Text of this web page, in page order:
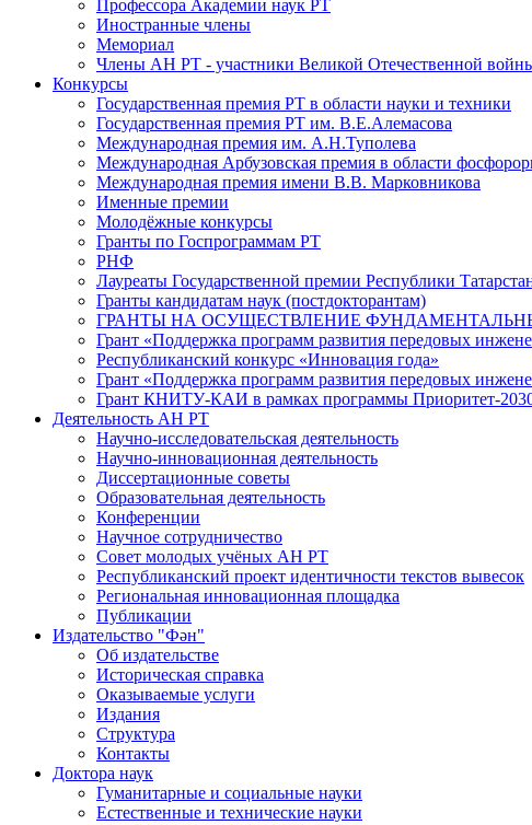
Профессора Академии наук РТ
Иностранные члены
Мемориал
Члены АН РТ - участники Великой Отечественной
Конкурсы
Государственная премия РТ в области науки и техники
Государственная премия РТ им. В.Е.Алемасова
Международная премия им. А.Н.Туполева
Международная Арбузовская премия в области
Международная премия имени В.В. Марковникова
Именные премии
Молодёжные конкурсы
Гранты по Госпрограммам РТ
РНФ
Лауреаты Государственной премии Республики
Гранты кандидатам наук (постдокторантам)
ГРАНТЫ НА ОСУЩЕСТВЛЕНИЕ
Грант «Поддержка программ развития передовых
Республиканский конкурс «Инновация года»
Грант «Поддержка программ развития передовых
Грант КНИТУ-КАИ в рамках программы Приоритет-
Деятельность АН РТ
Научно-исследовательская деятельность
Научно-инновационная деятельность
Диссертационные советы
Образовательная деятельность
Конференции
Научное сотрудничество
Совет молодых учёных АН РТ
Республиканский проект идентичности текстов вывесок
Региональная инновационная площадка
Публикации
Издательство "Фән"
Об издательстве
Историческая справка
Оказываемые услуги
Издания
Структура
Контакты
Доктора наук
Гуманитарные и социальные науки
Естественные и технические науки